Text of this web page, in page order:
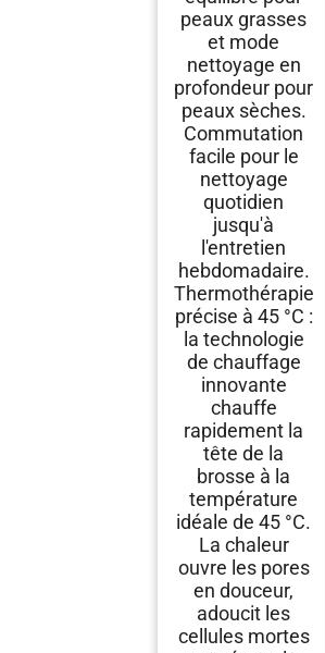
peaux grasses
et mode
nettoyage en
profondeur pour
peaux sèches.
Commutation
facile pour le
nettoyage
quotidien
jusqu'à
l'entretien
hebdomadaire.
Thermothérapie
précise à 45 °C :
la technologie
de chauffage
innovante
chauffe
rapidement la
tête de la
brosse à la
température
idéale de 45 °C.
La chaleur
ouvre les pores
en douceur,
adoucit les
cellules mortes